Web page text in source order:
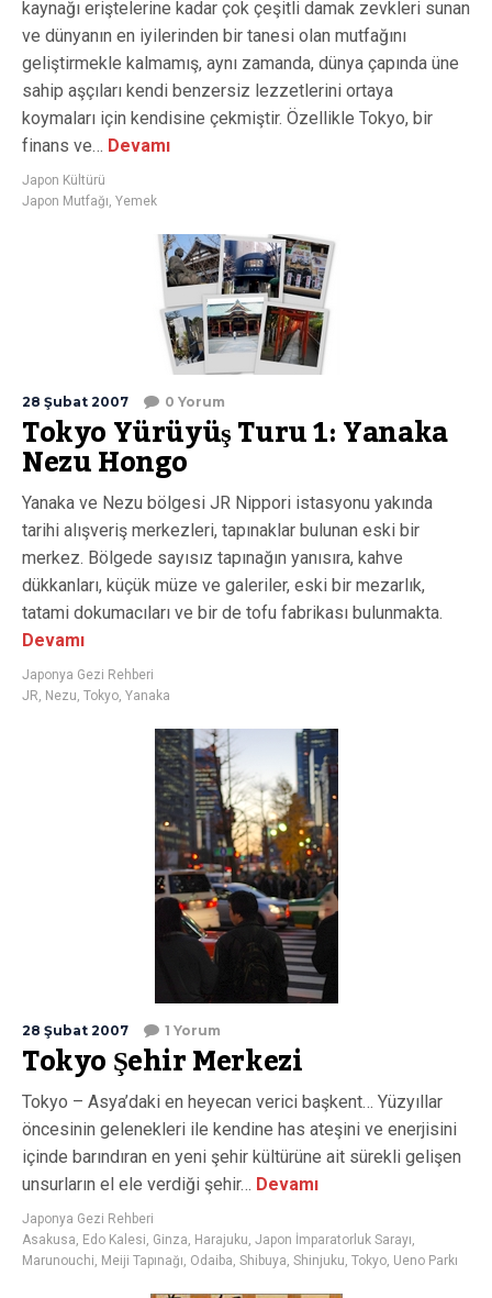
kaynağı eriştelerine kadar çok çeşitli damak zevkleri sunan
ve dünyanın en iyilerinden bir tanesi olan mutfağını
geliştirmekle kalmamış, aynı zamanda, dünya çapında üne
sahip aşçıları kendi benzersiz lezzetlerini ortaya
koymaları için kendisine çekmiştir. Özellikle Tokyo, bir
finans ve… Devamı
Japon Kültürü
Japon Mutfağı, Yemek
28 Şubat 2007 0 Yorum
Tokyo Yürüyüş Turu 1: Yanaka
Nezu Hongo
Yanaka ve Nezu bölgesi JR Nippori istasyonu yakında
tarihi alışveriş merkezleri, tapınaklar bulunan eski bir
merkez. Bölgede sayısız tapınağın yanısıra, kahve
dükkanları, küçük müze ve galeriler, eski bir mezarlık,
tatami dokumacıları ve bir de tofu fabrikası bulunmakta.
Devamı
Japonya Gezi Rehberi
JR, Nezu, Tokyo, Yanaka
28 Şubat 2007 1 Yorum
Tokyo Şehir Merkezi
Tokyo – Asya’daki en heyecan verici başkent… Yüzyıllar
öncesinin gelenekleri ile kendine has ateşini ve enerjisini
içinde barındıran en yeni şehir kültürüne ait sürekli gelişen
unsurların el ele verdiği şehir… Devamı
Japonya Gezi Rehberi
Asakusa, Edo Kalesi, Ginza, Harajuku, Japon İmparatorluk Sarayı,
Marunouchi, Meiji Tapınağı, Odaiba, Shibuya, Shinjuku, Tokyo, Ueno Parkı